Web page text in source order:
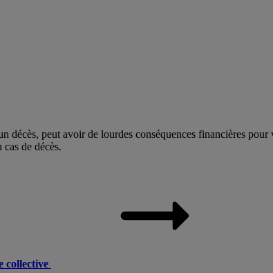
peut avoir de lourdes conséquences financières
de décès.
collective